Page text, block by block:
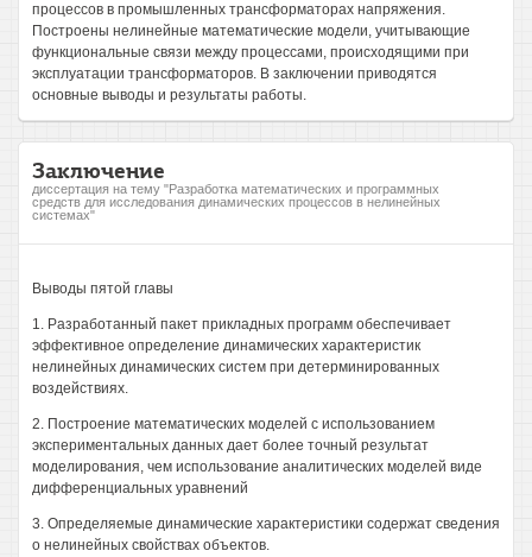
процессов в промышленных трансформаторах напряжения.
Построены нелинейные математические модели, учитывающие
функциональные связи между процессами, происходящими при
эксплуатации трансформаторов. В заключении приводятся
основные выводы и результаты работы.
Заключение
диссертация на тему "Разработка математических и программных
средств для исследования динамических процессов в нелинейных
системах"
Выводы пятой главы
1. Разработанный пакет прикладных программ обеспечивает
эффективное определение динамических характеристик
нелинейных динамических систем при детерминированных
воздействиях.
2. Построение математических моделей с использованием
экспериментальных данных дает более точный результат
моделирования, чем использование аналитических моделей виде
дифференциальных уравнений
3. Определяемые динамические характеристики содержат сведения
о нелинейных свойствах объектов.